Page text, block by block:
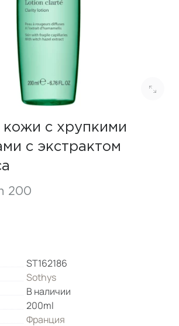
кожи с хрупкими
с экстрактом
200
ST162186
Sothys
В наличии
200ml
Франция